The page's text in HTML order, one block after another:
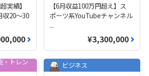
実績】
収20～30
【6月収益100万円超え】ス
ポーツ系YouTubeチャンネル
...
¥3,300,000
・トレン
ビジネス